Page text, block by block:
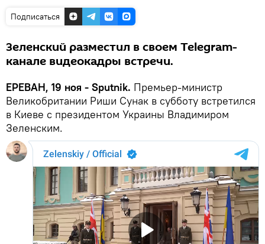
Подписаться
Зеленский разместил в своем Telegram-
канале видеокадры встречи.
ЕРЕВАН, 19 ноя - Sputnik. Премьер-министр
Великобритании Риши Сунак в субботу встретился
в Киеве с президентом Украины Владимиром
Зеленским.